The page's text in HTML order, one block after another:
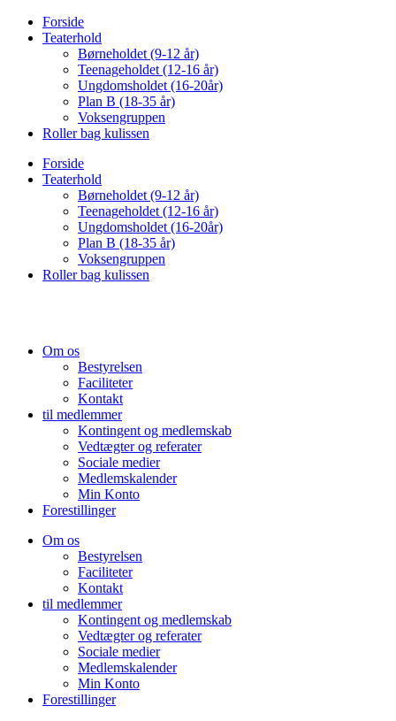
VidereForside
Teaterhold
Børneholdet (9-12 år)
Teenageholdet (12-16 år)
Ungdomsholdet (16-20år)
Plan B (18-35 år)
Voksengruppen
Roller bag kulissen
Forside
Teaterhold
Børneholdet (9-12 år)
Teenageholdet (12-16 år)
Ungdomsholdet (16-20år)
Plan B (18-35 år)
Voksengruppen
Roller bag kulissen
Om os
Bestyrelsen
Faciliteter
Kontakt
til medlemmer
Kontingent og medlemskab
Vedtægter og referater
Sociale medier
Medlemskalender
Min Konto
Forestillinger
Om os
Bestyrelsen
Faciliteter
Kontakt
til medlemmer
Kontingent og medlemskab
Vedtægter og referater
Sociale medier
Medlemskalender
Min Konto
Forestillinger